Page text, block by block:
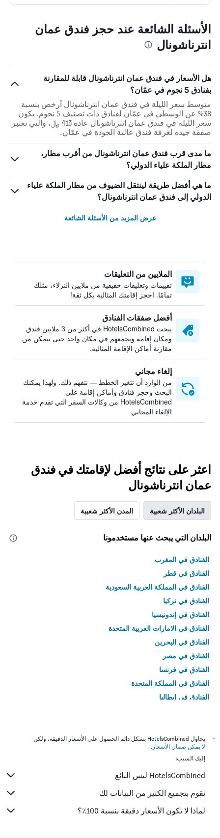
الأسئلة الشائعة عند حجز فندق عمان
انترناشونال
هل الأسعار في فندق عمان انترناشونال قابلة للمقارنة
بفنادق 5 نجوم في عمّان؟
متوسط سعر الليلة في فندق عمان انترناشونال أرخص بنسبة
38% عن الوسطي في عمّان لفنادق ذات تصنيف 5 نجوم. يكون
سعر الليلة في فندق عمان انترناشونال عادة 413 ﷼، والتي تعتبر
صفقة جيدة لغرفة فندق عالية الجودة في عمّان.
ما مدى قرب فندق عمان انترناشونال من أقرب مطار،
مطار الملكة علياء الدولي؟
ما هي أفضل طريقة لينتقل الضيوف من مطار الملكة علياء
الدولي إلى فندق عمان انترناشونال؟
عرض المزيد من الأسئلة الشائعة
الملايين من التعليقات
تقييمات وتعليقات حقيقية من ملايين النزلاء، مثلك
تمامًا. احجز إقامتك المثالية بكل ثقة!
أفضل صفقات الفنادق
يبحث HotelsCombined في أكثر من 3 ملايين فندق
ومكان إقامة ويجمعهم في مكان واحد حتى تتمكن من
مقارنة أماكن الإقامة المثالية.
إلغاء مجاني
من الوارد أن تتغير الخطط — نتفهم ذلك. ولهذا يمكنك
البحث وحجز فنادق وأماكن إقامة على
HotelsCombined من وكالات السفر التي تقدم خدمة
الإلغاء المجاني
اعثر على نتائج أفضل لإقامتك في فندق
عمان انترناشونال
البلدان الأكثر شعبية المدن الأكثر شعبية
البلدان التي يبحث عنها مستخدمونا
الفنادق في المغرب
الفنادق في قطر
الفنادق في المملكة العربية السعودية
الفنادق في تركيا
الفنادق في إندونيسيا
الفنادق في الامارات العربية المتحدة
الفنادق في البحرين
الفنادق في مصر
الفنادق في فرنسا
الفنادق في المملكة المتحدة
الفنادق في إيطاليا
*
يحاول HotelsCombined بشكل دائم الحصول على الأسعار الدقيقة، ولكن
لا يمكن ضمان الأسعار .
إليك السبب:
HotelsCombined ليس البائع
نقوم بتجميع الكثير من البيانات لك
لماذا لا تكون الأسعار دقيقة بنسبة 100٪؟